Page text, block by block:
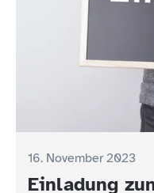
16. November 2023
Einladung